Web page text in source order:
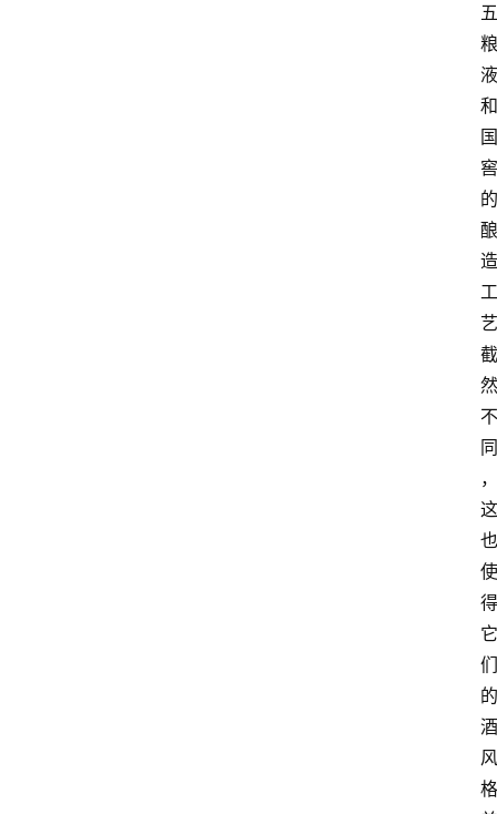
五
粮
液
和
国
窖
的
酿
造
工
艺
截
然
不
同
，
这
也
使
得
它
们
的
酒
风
格